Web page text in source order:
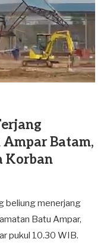
Batam,
Korban
beliung menerjang
Batu Ampar,
pukul 10.30 WIB.